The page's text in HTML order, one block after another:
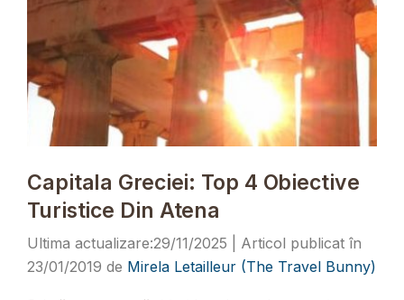
Capitala Greciei: Top 4 Obiective
Turistice Din Atena
29/11/2025
23/01/2019 de Mirela Letailleur (The Travel Bunny)